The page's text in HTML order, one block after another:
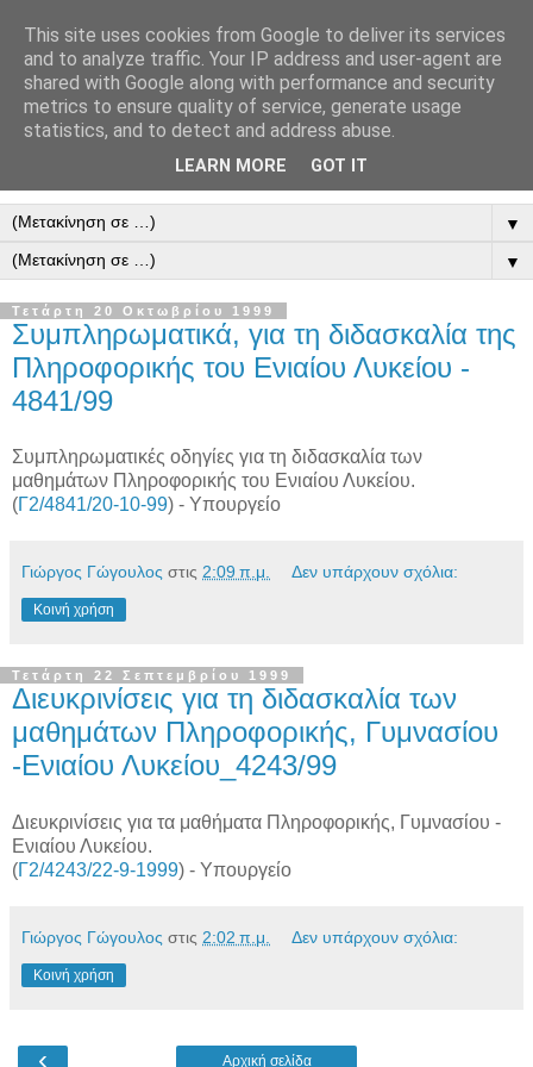
▼
▼
Τετάρτη 20 Οκτωβρίου 1999
Συμπληρωματικά, για τη διδασκαλία της
Πληροφορικής του Ενιαίου Λυκείου -
4841/99
Συμπληρωματικές οδηγίες για τη διδασκαλία των
μαθημάτων Πληροφορικής του Ενιαίου Λυκείου.
(Γ2/4841/20-10-99) - Υπουργείο
Γιώργος Γώγουλος στις 2:09 π.μ. Δεν υπάρχουν σχόλια:
Κοινή χρήση
Τετάρτη 22 Σεπτεμβρίου 1999
Διευκρινίσεις για τη διδασκαλία των
μαθημάτων Πληροφορικής, Γυμνασίου
-Ενιαίου Λυκείου_4243/99
Διευκρινίσεις για τα μαθήματα Πληροφορικής, Γυμνασίου -
Ενιαίου Λυκείου.
(Γ2/4243/22-9-1999) - Υπουργείο
Γιώργος Γώγουλος στις 2:02 π.μ. Δεν υπάρχουν σχόλια:
Κοινή χρήση
‹ Αρχική σελίδα
This site uses cookies from Google to deliver its services
and to analyze traffic. Your IP address and user-agent are
shared with Google along with performance and security
metrics to ensure quality of service, generate usage
statistics, and to detect and address abuse.
LEARN MORE GOT IT